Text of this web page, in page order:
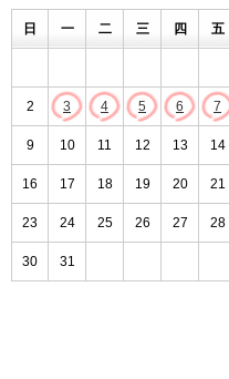
日 一 二 三 四 五
2 3 4 5 6 7
9 10 11 12 13 14
16 17 18 19 20 21
23 24 25 26 27 28
30 31